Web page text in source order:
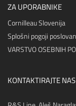
ZA UPORABNIKE
Cornilleau Slovenija
Splošni pogoji
VARSTVO OSEBNIH
KONTAKTIRAJTE NAS